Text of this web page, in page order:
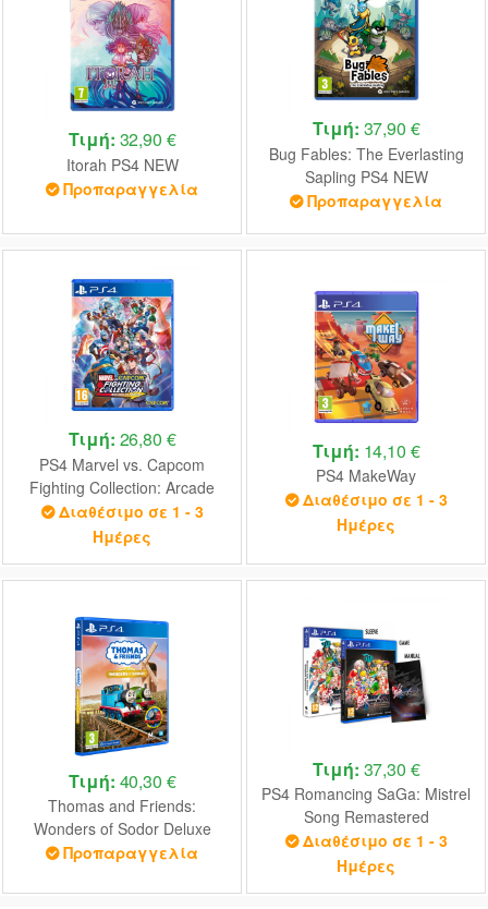
Τιμή: 32,90 €
Itorah PS4 NEW
Προπαραγγελία
Τιμή: 37,90 €
Bug Fables: The Everlasting
Sapling PS4 NEW
Προπαραγγελία
Τιμή: 26,80 €
PS4 Marvel vs. Capcom
Fighting Collection: Arcade
Classics
Διαθέσιμο σε 1 - 3
Ημέρες
Τιμή: 14,10 €
PS4 MakeWay
Διαθέσιμο σε 1 - 3
Ημέρες
Τιμή: 40,30 €
Thomas and Friends:
Wonders of Sodor Deluxe
Edition PS4 NEW
Προπαραγγελία
Τιμή: 37,30 €
PS4 Romancing SaGa: Mistrel
Song Remastered
International
Διαθέσιμο σε 1 - 3
Ημέρες